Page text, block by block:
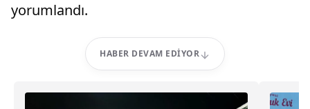
yorumlandı.
HABER DEVAM EDIYOR